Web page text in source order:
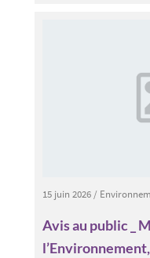
15 juin 2026/
Avis au public _